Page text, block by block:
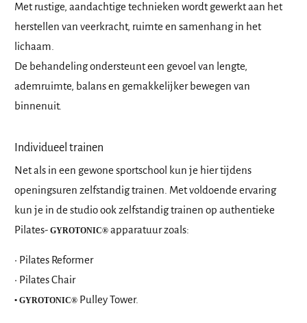
Met rustige, aandachtige technieken wordt gewerkt aan het
herstellen van veerkracht, ruimte en samenhang in het
lichaam.
De behandeling ondersteunt een gevoel van lengte,
ademruimte, balans en gemakkelijker bewegen van
binnenuit.
Individueel trainen
Net als in een gewone sportschool kun je hier tijdens
openingsuren zelfstandig trainen. Met voldoende ervaring
kun je in de studio ook zelfstandig trainen op authentieke
Pilates- GYROTONIC® apparatuur zoals:
• Pilates Reformer
• Pilates Chair
• GYROTONIC® Pulley Tower.